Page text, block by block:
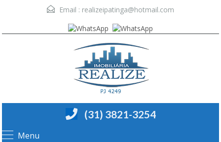
Email : realizeipatinga@hotmail.com
(31) 3821-3254
Menu